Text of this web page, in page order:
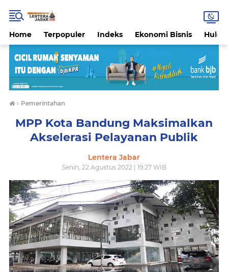
Home Terpopuler Indeks Ekonomi Bisnis
› Pemerintahan
MPP Kota Bandung Maksimalkan
Akselerasi Pelayanan Publik
Lentera Jabar
Senin, 22 Agustus 2022 | 19:27 WIB